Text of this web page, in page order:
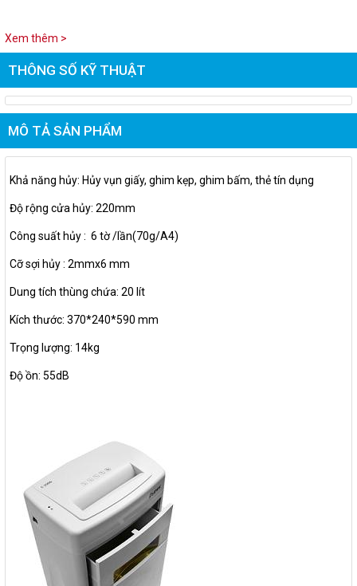
Xem thêm >
THÔNG SỐ KỸ THUẬT
MÔ TẢ SẢN PHẨM
Khả năng hủy: Hủy vụn giấy, ghim kẹp, ghim bấm, thẻ tín dụng
Độ rộng cửa hủy: 220mm
Công suất hủy: 6 tờ /lần(70g/A4)
Cỡ sợi hủy: 2mmx6 mm
Dung tích thùng chứa: 20 lít
Kích thước: 370*240*590 mm
Trọng lượng: 14kg
Độ ồn: 55dB